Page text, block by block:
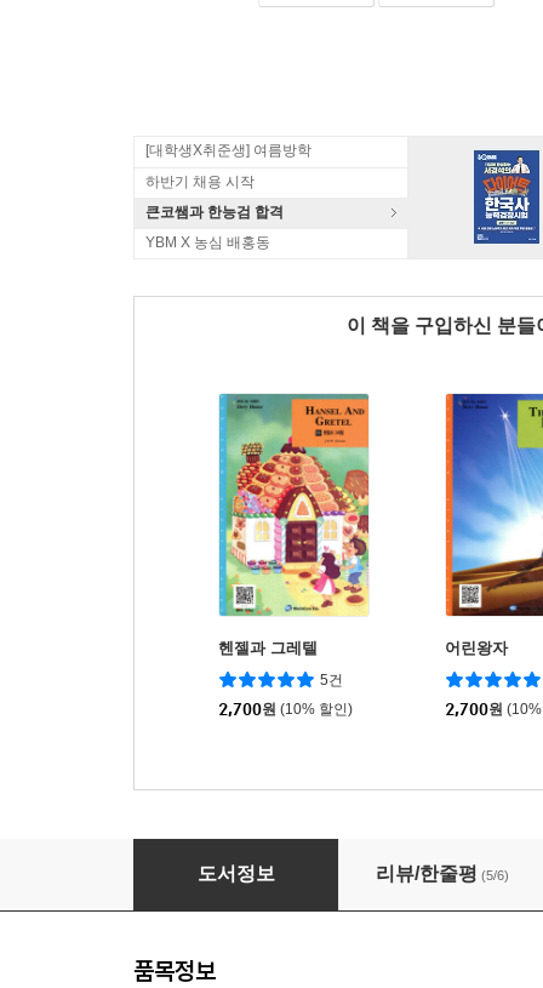
[대학생X취준생] 여름방학
하반기 채용 시작
큰코쌤과 한능검 합격
YBM X 농심 배홍동
이 책을 구입하신 분
헨젤과 그레텔
5건
2,700원 (10% 할인)
어린왕자
2,700원
베니스의 상인
도서정보 리뷰/한줄평 (5/6)
품목정보